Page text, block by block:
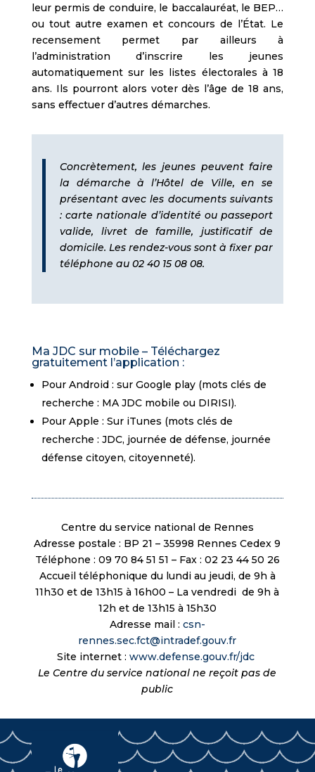
leur permis de conduire, le baccalauréat, le BEP…
ou tout autre examen et concours de l’État. Le
recensement permet par ailleurs à
l’administration d’inscrire les jeunes
automatiquement sur les listes électorales à 18
ans. Ils pourront alors voter dès l’âge de 18 ans,
sans effectuer d’autres démarches.
Concrètement, les jeunes peuvent faire
la démarche à l’Hôtel de Ville, en se
présentant avec les documents suivants
: carte nationale d’identité ou passeport
valide, livret de famille, justificatif de
domicile. Les rendez-vous sont à fixer par
téléphone au 02 40 15 08 08.
Ma JDC sur mobile – Téléchargez
gratuitement l’application :
Pour Android : sur Google play (mots clés de
recherche : MA JDC mobile ou DIRISI).
Pour Apple : Sur iTunes (mots clés de
recherche : JDC, journée de défense, journée
défense citoyen, citoyenneté).
Centre du service national de Rennes
Adresse postale : BP 21 – 35998 Rennes Cedex 9
Téléphone : 09 70 84 51 51 – Fax : 02 23 44 50 26
Accueil téléphonique du lundi au jeudi, de 9h à
11h30 et de 13h15 à 16h00 – La vendredi de 9h à
12h et de 13h15 à 15h30
Adresse mail : csn-
rennes.sec.fct@intradef.gouv.fr
Site internet :www.defense.gouv.fr/jdc
Le Centre du service national ne reçoit pas de
public